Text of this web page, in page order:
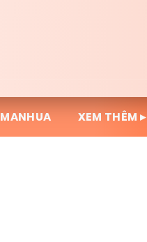
MANHUA XEM THÊM ▸